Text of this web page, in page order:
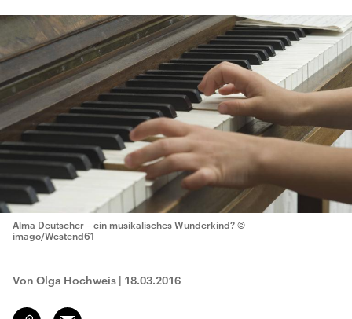
Alma Deutscher – ein musikalisches Wunderkind? ©
imago/Westend61
Von Olga Hochweis | 18.03.2016
Link